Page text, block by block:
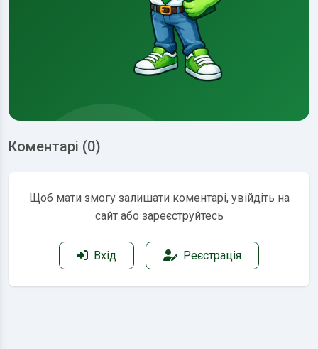
Коментарі (0)
Щоб мати змогу залишати коментарі, увійдіть на
сайт або зареєструйтесь
Вхід Реєстрація